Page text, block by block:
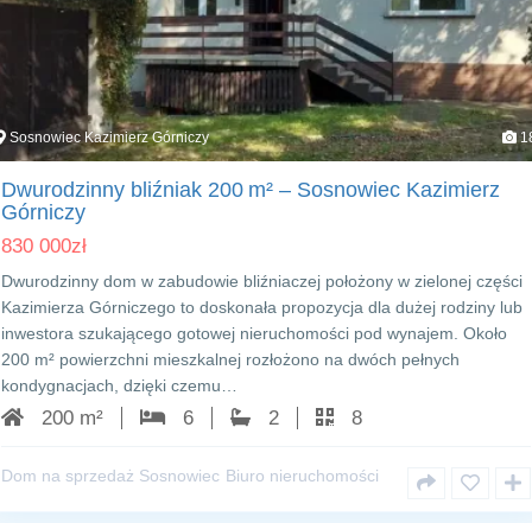
Sosnowiec Kazimierz Górniczy
Dwurodzinny bliźniak 200 m² – Sosnowiec Kazimierz
Górniczy
830 000zł
Dwurodzinny dom w zabudowie bliźniaczej położony w zielonej części
Kazimierza Górniczego to doskonała propozycja dla dużej rodziny lub
inwestora szukającego gotowej nieruchomości pod wynajem. Około
200 m² powierzchni mieszkalnej rozłożono na dwóch pełnych
kondygnacjach, dzięki czemu…
200 m² 6 2 8
Dom na sprzedaż Sosnowiec Biuro nieruchomości